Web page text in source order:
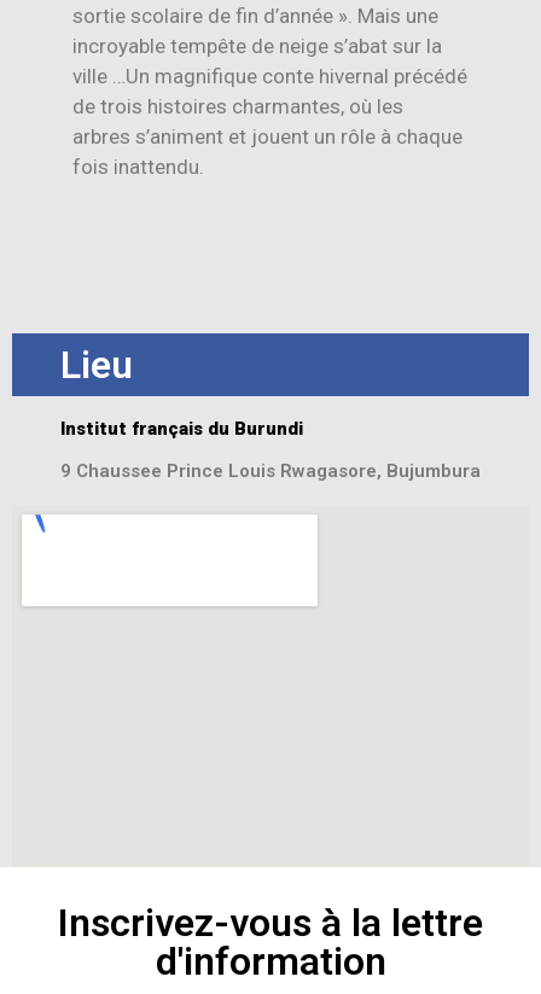
sortie scolaire de fin d’année ». Mais une
incroyable tempête de neige s’abat sur la
ville …Un magnifique conte hivernal précédé
de trois histoires charmantes, où les
arbres s’animent et jouent un rôle à chaque
fois inattendu.
Lieu
Institut français du Burundi
9 Chaussee Prince Louis Rwagasore, Bujumbura
Inscrivez-vous à la lettre
d'information